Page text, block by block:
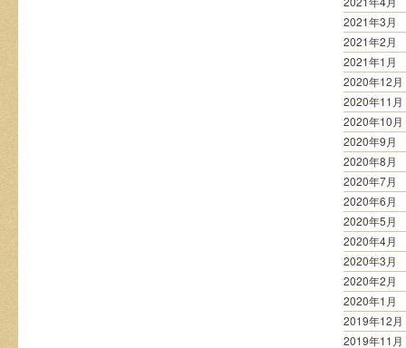
2021年3月
2021年2月
2021年1月
2020年12月
2020年11月
2020年10月
2020年9月
2020年8月
2020年7月
2020年6月
2020年5月
2020年4月
2020年3月
2020年2月
2020年1月
2019年12月
2019年11月